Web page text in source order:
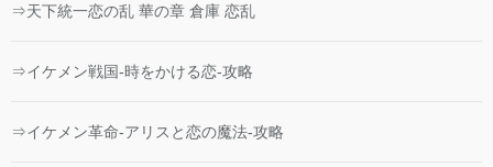
⇒天下統一恋の乱 華の章 倉庫 恋乱
⇒イケメン戦国-時をかける恋-攻略
⇒イケメン革命-アリスと恋の魔法-攻略